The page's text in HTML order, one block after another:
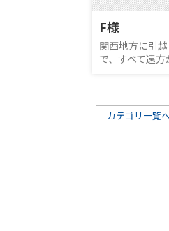
F様
関西地方に引
で、すべて遠
カテゴリ一覧